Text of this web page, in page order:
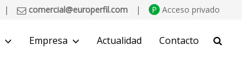
| comercial@europerfil.com | P Acceso privado
Empresa Actualidad Contacto